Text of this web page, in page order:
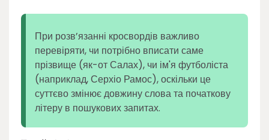
При розв’язанні кросвордів важливо
перевіряти, чи потрібно вписати саме
прізвище (як-от Салах), чи ім'я футболіста
(наприклад, Серхіо Рамос), оскільки це
суттєво змінює довжину слова та початкову
літеру в пошукових запитах.